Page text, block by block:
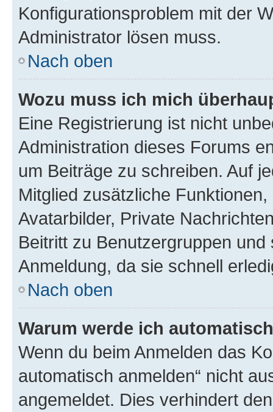
Konfigurationsproblem mit der
Administrator lösen muss.
Nach oben
Wozu muss ich mich
Eine Registrierung ist nicht
Administration dieses Forums
um Beiträge zu schreiben. Auf
Mitglied zusätzliche
Avatarbilder, Private
Beitritt zu Benutzergruppen
Anmeldung, da sie schnell
Nach oben
Warum werde ich
Wenn du beim Anmelden das
automatisch anmelden“ nicht
angemeldet. Dies verhindert